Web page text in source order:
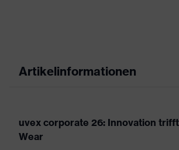
Artikelinformationen
uvex corporate 26: Innovation
Wear